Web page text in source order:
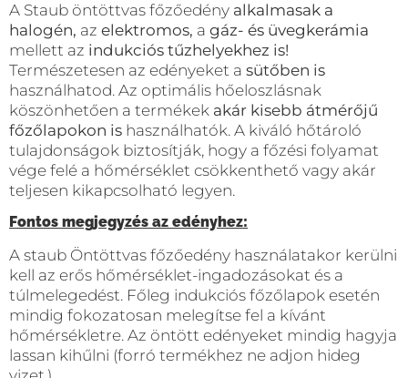
A Staub öntöttvas főzőedény alkalmasak a
halogén, az elektromos, a gáz- és üvegkerámia
mellett az indukciós tűzhelyekhez is!
Természetesen az edényeket a sütőben is
használhatod. Az optimális hőeloszlásnak
köszönhetően a termékek akár kisebb átmérőjű
főzőlapokon is használhatók. A kiváló hőtároló
tulajdonságok biztosítják, hogy a főzési folyamat
vége felé a hőmérséklet csökkenthető vagy akár
teljesen kikapcsolható legyen.
Fontos megjegyzés az edényhez:
A staub Öntöttvas főzőedény használatakor kerülni
kell az erős hőmérséklet-ingadozásokat és a
túlmelegedést. Főleg indukciós főzőlapok esetén
mindig fokozatosan melegítse fel a kívánt
hőmérsékletre. Az öntött edényeket mindig hagyja
lassan kihűlni (forró termékhez ne adjon hideg